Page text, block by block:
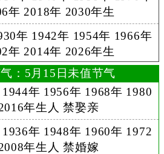
年 2018年 2030年生
年 1942年 1954年 1966年
年 2014年 2026年生
：5月15日未值节气
1944年 1956年 1968年 1980
年生人 禁娶亲
1936年 1948年 1960年 1972
年生人 禁婚嫁